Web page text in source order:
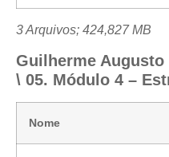
3 Arquivos; 424,827 MB
Guilherme Augusto
\ 05. Módulo 4 –
Nome